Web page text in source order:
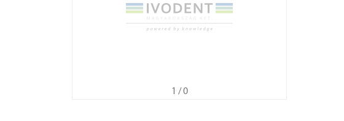
1 / 0